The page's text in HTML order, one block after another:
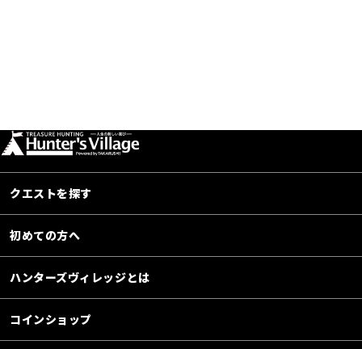
クエストを探す
初めての方へ
ハンターズヴィレッジとは
コインショップ